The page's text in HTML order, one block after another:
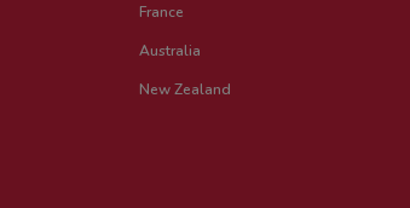
France
Australia
New Zealand